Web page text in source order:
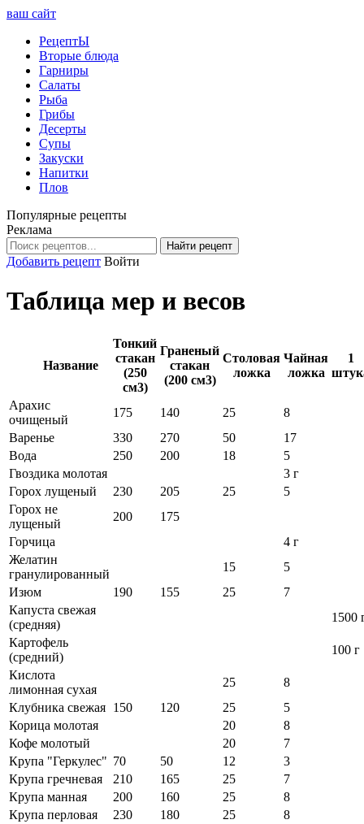
ваш сайт
РецептЫ
Вторые блюда
Гарниры
Салаты
Рыба
Грибы
Десерты
Супы
Закуски
Напитки
Плов
Популярные рецепты
Реклама
Найти рецепт
Добавить рецепт Войти
Таблица мер и весов
Название
Тонкий
стакан
(250
см3)
Граненый
стакан
(200 cм3)
Столовая
ложка
Чайная
ложка
1
Арахис
очищеный
175 140 25
8
Варенье
330 270 50
17
Вода
250 200 18
5
Гвоздика молотая
3 г
Горох лущеный
230 205 25
5
Горох не
лущеный
200
175
Горчица
4 г
Желатин
гранулированный
15
5
Изюм
190 155 25
7
Капуста свежая
(средняя)
1500
Картофель
(средний)
100 г
Кислота
лимонная сухая
25
8
Клубника свежая 150 120 25
5
Корица молотая
20
8
Кофе молотый
20
7
Крупа "Геркулес" 70 50 12
3
Крупа гречневая
210 165 25
7
Крупа манная
200 160 25
8
Крупа перловая
230 180 25
8